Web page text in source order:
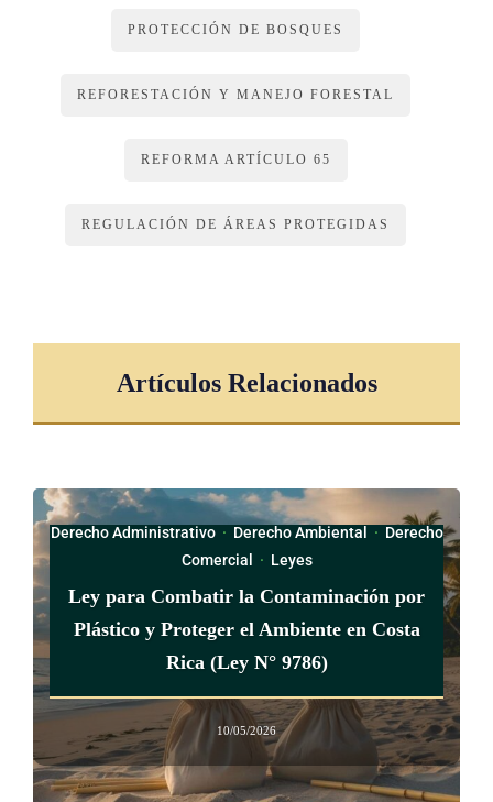
PROTECCIÓN DE BOSQUES
REFORESTACIÓN Y MANEJO FORESTAL
REFORMA ARTÍCULO 65
REGULACIÓN DE ÁREAS PROTEGIDAS
Artículos Relacionados
Derecho Administrativo· Derecho Ambiental · Derecho
Comercial
· Leyes
Ley para Combatir la Contaminación por
Plástico y Proteger el Ambiente en Costa
Rica (Ley N° 9786)
10/05/2026